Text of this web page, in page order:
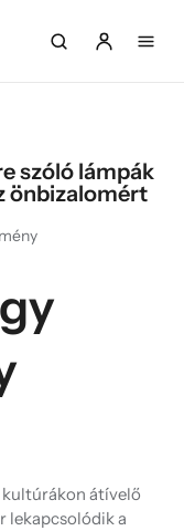
szóló lámpák
önbizalomért
átívelő
lekapcsolódik a